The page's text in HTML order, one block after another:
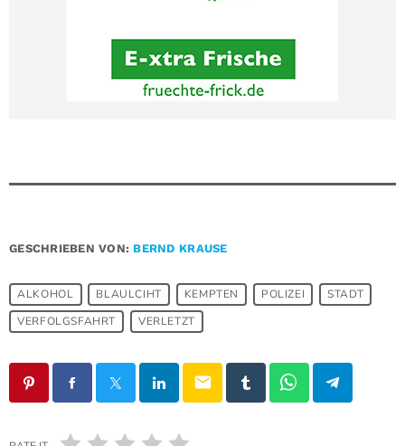
GESCHRIEBEN VON: BERND KRAUSE
ALKOHOL BLAULCIHT KEMPTEN POLIZEI
STADT
VERFOLGSFAHRT
VERLETZT
email